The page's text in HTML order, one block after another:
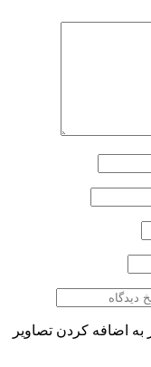
به اضافه کردن تصاویر